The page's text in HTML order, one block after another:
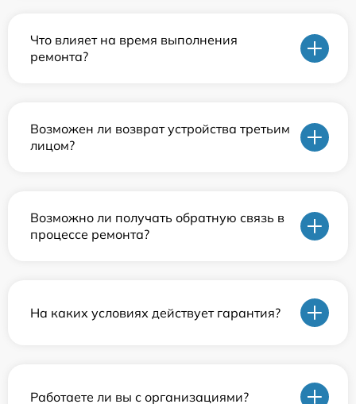
Что влияет на время выполнения
ремонта?
Возможен ли возврат устройства третьим
лицом?
Возможно ли получать обратную связь в
процессе ремонта?
На каких условиях действует гарантия?
Работаете ли вы с организациями?